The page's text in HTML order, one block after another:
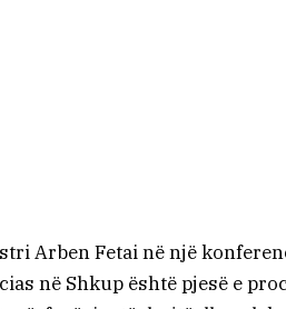
Arben Fetai në një
në Shkup është pjesë e